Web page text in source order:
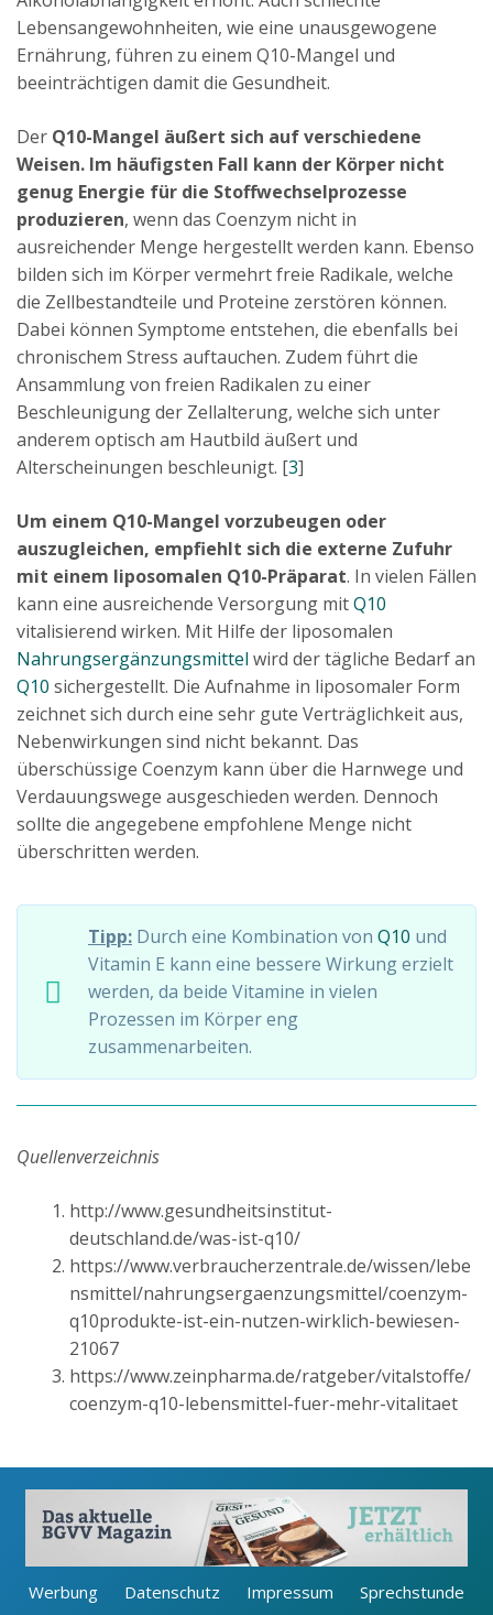
Lebensangewohnheiten, wie eine unausgewogene
Ernährung, führen zu einem Q10-Mangel und
beeinträchtigen damit die Gesundheit.
Der Q10-Mangel äußert sich auf verschiedene
Weisen. Im häufigsten Fall kann der Körper nicht
genug Energie für die Stoffwechselprozesse
produzieren, wenn das Coenzym nicht in
ausreichender Menge hergestellt werden kann. Ebenso
bilden sich im Körper vermehrt freie Radikale, welche
die Zellbestandteile und Proteine zerstören können.
Dabei können Symptome entstehen, die ebenfalls bei
chronischem Stress auftauchen. Zudem führt die
Ansammlung von freien Radikalen zu einer
Beschleunigung der Zellalterung, welche sich unter
anderem optisch am Hautbild äußert und
Alterscheinungen beschleunigt. [3]
Um einem Q10-Mangel vorzubeugen oder
auszugleichen, empfiehlt sich die externe Zufuhr
mit einem liposomalen Q10-Präparat. In vielen Fällen
kann eine ausreichende Versorgung mitQ10
vitalisierend wirken. Mit Hilfe der liposomalen
Nahrungsergänzungsmittel wird der tägliche Bedarf an
Q10 sichergestellt. Die Aufnahme in liposomaler Form
zeichnet sich durch eine sehr gute Verträglichkeit aus,
Nebenwirkungen sind nicht bekannt. Das
überschüssige Coenzym kann über die Harnwege und
Verdauungswege ausgeschieden werden. Dennoch
sollte die angegebene empfohlene Menge nicht
überschritten werden.
Tipp: Durch eine Kombination von Q10 und
Vitamin E kann eine bessere Wirkung erzielt
werden, da beide Vitamine in vielen
Prozessen im Körper eng
zusammenarbeiten.
Quellenverzeichnis
http://www.gesundheitsinstitut-
deutschland.de/was-ist-q10/
https://www.verbraucherzentrale.de/wissen/lebe
nsmittel/nahrungsergaenzungsmittel/coenzym-
q10produkte-ist-ein-nutzen-wirklich-bewiesen-
21067
https://www.zeinpharma.de/ratgeber/vitalstoffe/
coenzym-q10-lebensmittel-fuer-mehr-vitalitaet
Werbung Datenschutz Impressum Sprechstunde